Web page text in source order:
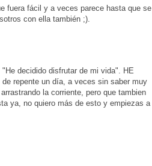
fuera fácil y a veces parece hasta que se
con ella también ;).
decidido disfrutar de mi vida". HE
repente un día, a veces sin saber muy
la corriente, pero que tambien
ya, no quiero más de esto y empiezas a